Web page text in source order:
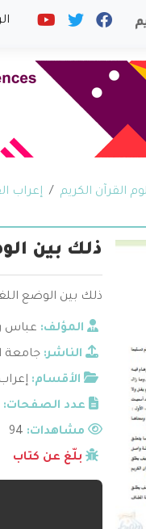
القرآن الكريم إعراب
ذلك بين
ذلك بين الوضع
المؤلف: عباس
الناشر: جامعة
الأقسام:
عدد الصفحات:
مشاهدات:
بلّغ عن كتاب